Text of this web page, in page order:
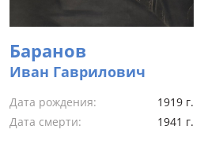
Баранов
Иван Гаврилович
Дата рождения:
1919 г.
Дата смерти:
1941 г.